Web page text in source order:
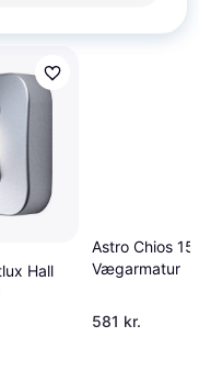
Hall
Astro Chios
Vægarmatur
581 kr.